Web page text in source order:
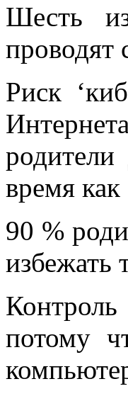
Шесть
проводят
Риск
время
90 %
избежать
потому